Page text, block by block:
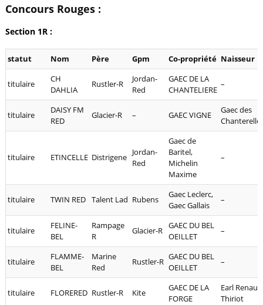
Concours Rouges :
Section 1R :
statut Nom Père Gpm Co-propriété Naisseur
titulaire
CH
DAHLIA
Rustler-R
Jordan-
Red
GAEC DE LA
CHANTELIERE
–
titulaire
DAISY FM
RED
Glacier-R – GAEC VIGNE
Gaec des
titulaire ETINCELLE Distrigene Jordan-
Red
Gaec de
Baritel,
Michelin
Maxime
–
titulaire TWIN RED Talent Lad Rubens
Gaec Leclerc,
Gaec Gallais
–
titulaire
FELINE-
BEL
Rampage
R
Glacier-R GAEC DU BEL
OEILLET
–
titulaire
FLAMME-
BEL
Marine
Red
Rustler-R GAEC DU BEL
OEILLET
–
titulaire FLORERED Rustler-R Kite
GAEC DE LA
FORGE
Earl Renaud
Thiriot